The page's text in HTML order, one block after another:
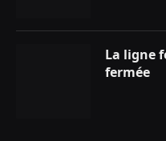
La ligne
fermée